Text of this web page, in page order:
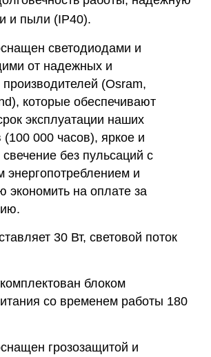
и пыли (IP40).
светодиодами и
от надежных и
(Osram,
которые обеспечивают
эксплуатации наших
(100 000 часов), яркое и
без пульсаций с
и
экономить на оплате за
30 Вт, световой поток
блоком
со временем работы 180
грозозащитой и